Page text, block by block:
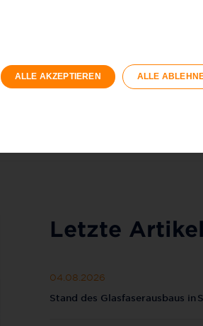
Letzte Artikel
04.08.2026
Stand des Glasfaserausbaus in
ALLE AKZEPTIEREN ALLE